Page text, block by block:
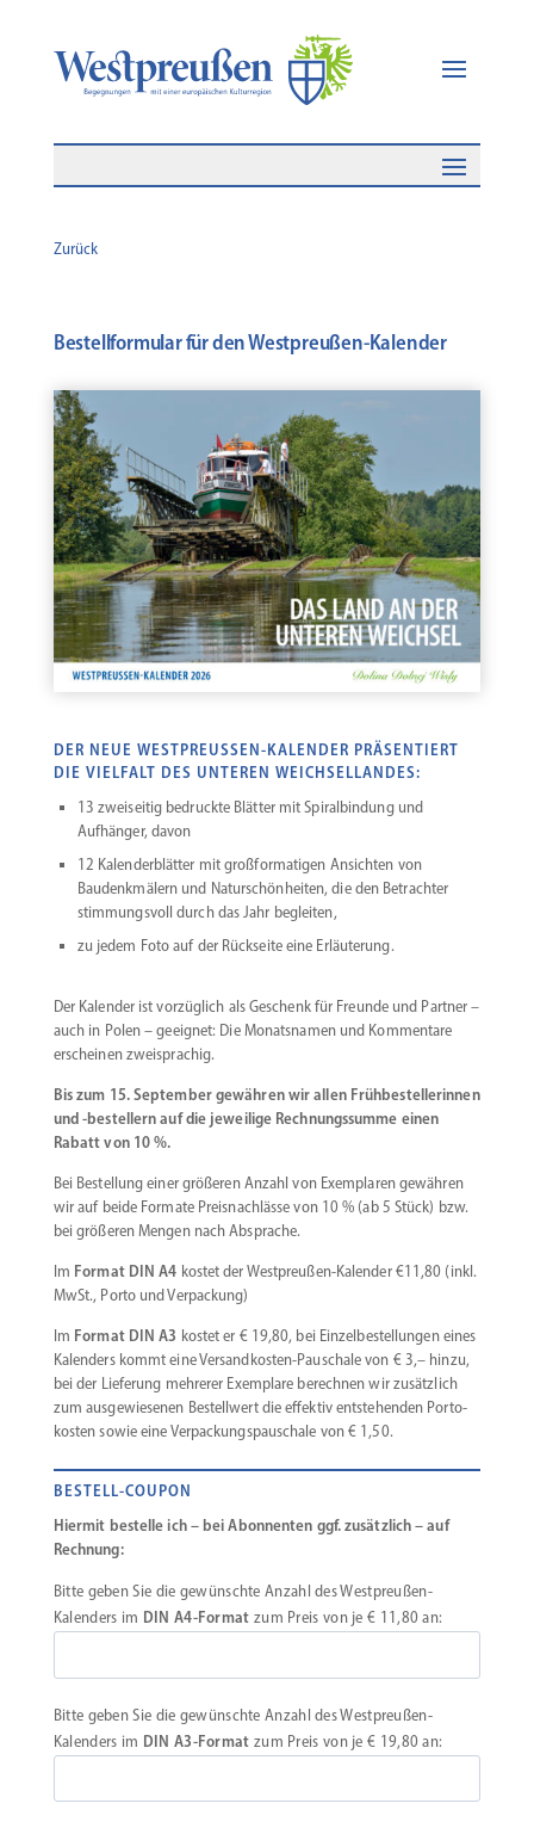
Zurück
Bestellformular für den Westpreußen-Kalender
DER NEUE WESTPREUSSEN-KALENDER PRÄSENTIERT
DIE VIELFALT DES UNTEREN WEICHSELLANDES:
13 zweiseitig bedruckte Blätter mit Spiral­bindung und
Aufhänger, davon
12 Kalen­der­blätter mit großfor­ma­tigen Ansichten von
Baudenk­mälern und Natur­schön­heiten, die den Betrachter
stimmungsvoll durch das Jahr begleiten,
zu jedem Foto auf der Rückseite eine Erläuterung.
Der Kalender ist vorzüglich als Geschenk für Freunde und Partner –
auch in Polen – ­geeignet: Die Monats­namen und Kommentare
erscheinen zweisprachig.
Bis zum 15. September gewähren wir allen Frühbe­stel­le­rinnen
und ‑bestellern auf die jeweilige Rechnungs­summe einen
Rabatt von 10 %.
Bei Bestellung einer größeren Anzahl von Exemplaren gewähren
wir auf beide Formate Preis­nach­lässe von 10 % (ab 5 Stück) bzw.
bei größeren Mengen nach Absprache.
​Im Format DIN A4 kostet der Westpreußen-Kalender €11,80 (inkl.
MwSt., Porto und Verpackung)
Im Format DIN A3 kostet er € 19,80, bei Einzel­be­stel­lungen eines
Kalenders kommt eine Versandkosten-Pauschale von € 3,– hinzu,
bei der Lieferung mehrerer Exemplare berechnen wir zusätzlich
zum ausge­wie­senen Bestellwert die effektiv entste­henden Porto­
kosten sowie eine Verpackungs­pauschale von € 1,50.
BESTELL-COUPON
Hiermit bestelle ich – bei Abonnenten ggf. zusätzlich – auf
Rechnung:
Bitte geben Sie die gewünschte Anzahl des Westpreußen-
Kalenders im DIN A4-Format zum Preis von je € 11,80 an:
Bitte geben Sie die gewünschte Anzahl des Westpreußen-
Kalenders im DIN A3-Format zum Preis von je € 19,80 an: